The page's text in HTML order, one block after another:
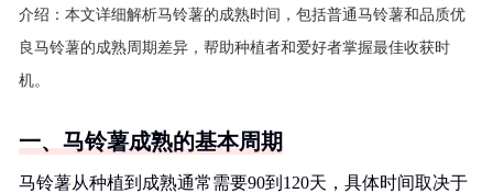
介绍： 本文详细解析马铃薯的成熟时间，包括普通马铃薯和品质优
良马铃薯的成熟周期差异，帮助种植者和爱好者掌握最佳收获时
机。
一、马铃薯成熟的基本周期
马铃薯从种植到成熟通常需要90到120天，具体时间取决于